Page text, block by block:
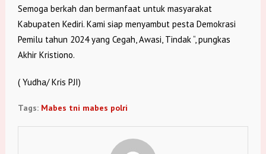
Semoga berkah dan bermanfaat untuk masyarakat
Kabupaten Kediri. Kami siap menyambut pesta Demokrasi
Pemilu tahun 2024 yang Cegah, Awasi, Tindak “, pungkas
Akhir Kristiono.
( Yudha/ Kris PJI)
Tags: Mabes tni mabes polri